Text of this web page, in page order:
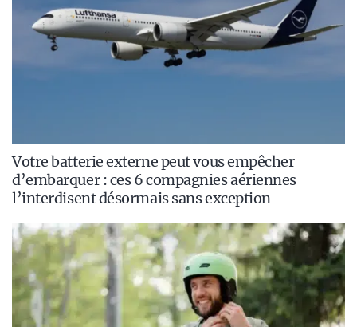
Votre batterie externe peut vous empêcher
d’embarquer : ces 6 compagnies aériennes
l’interdisent désormais sans exception